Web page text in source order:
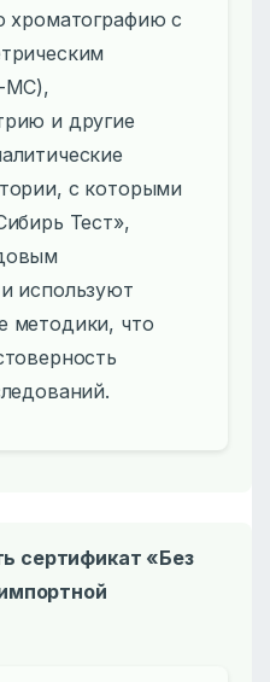
хроматографию с
МС),
и другие
с которыми
Тест»,
используют
методики, что
сертификат «Без